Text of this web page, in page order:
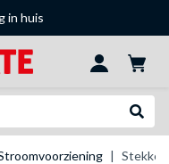
in huis